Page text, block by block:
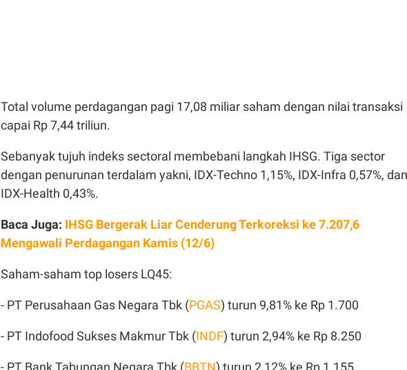
Total volume perdagangan pagi 17,08 miliar saham dengan nilai transaksi
capai Rp 7,44 triliun.
Sebanyak tujuh indeks sectoral membebani langkah IHSG. Tiga sector
dengan penurunan terdalam yakni, IDX-Techno 1,15%, IDX-Infra 0,57%, dan
IDX-Health 0,43%.
Baca Juga: IHSG Bergerak Liar Cenderung Terkoreksi ke 7.207,6
Mengawali Perdagangan Kamis (12/6)
Saham-saham top losers LQ45:
- PT Perusahaan Gas Negara Tbk (PGAS) turun 9,81% ke Rp 1.700
- PT Indofood Sukses Makmur Tbk (INDF) turun 2,94% ke Rp 8.250